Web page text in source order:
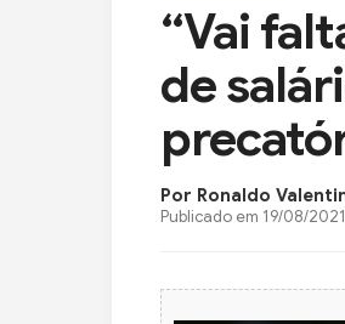
“Vai
de
Por Ronaldo
Publicado em 19/08/